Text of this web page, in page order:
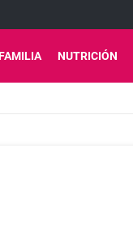
NUTRICIÓN